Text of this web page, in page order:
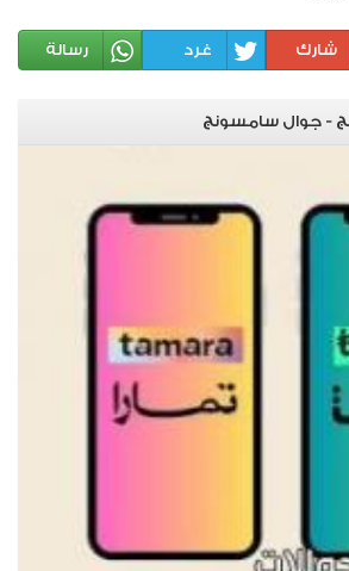
شارك غرد رسالة
- جوال سامسونج